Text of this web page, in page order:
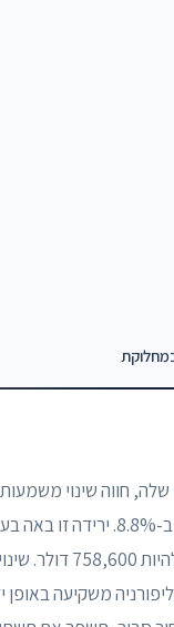
ומחירי הדירות
החציוני